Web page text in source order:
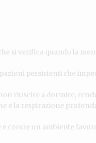
si verifica quando la
persistenti che
riuscire a dormire,
e la respirazione
creare un ambiente